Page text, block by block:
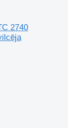
2740